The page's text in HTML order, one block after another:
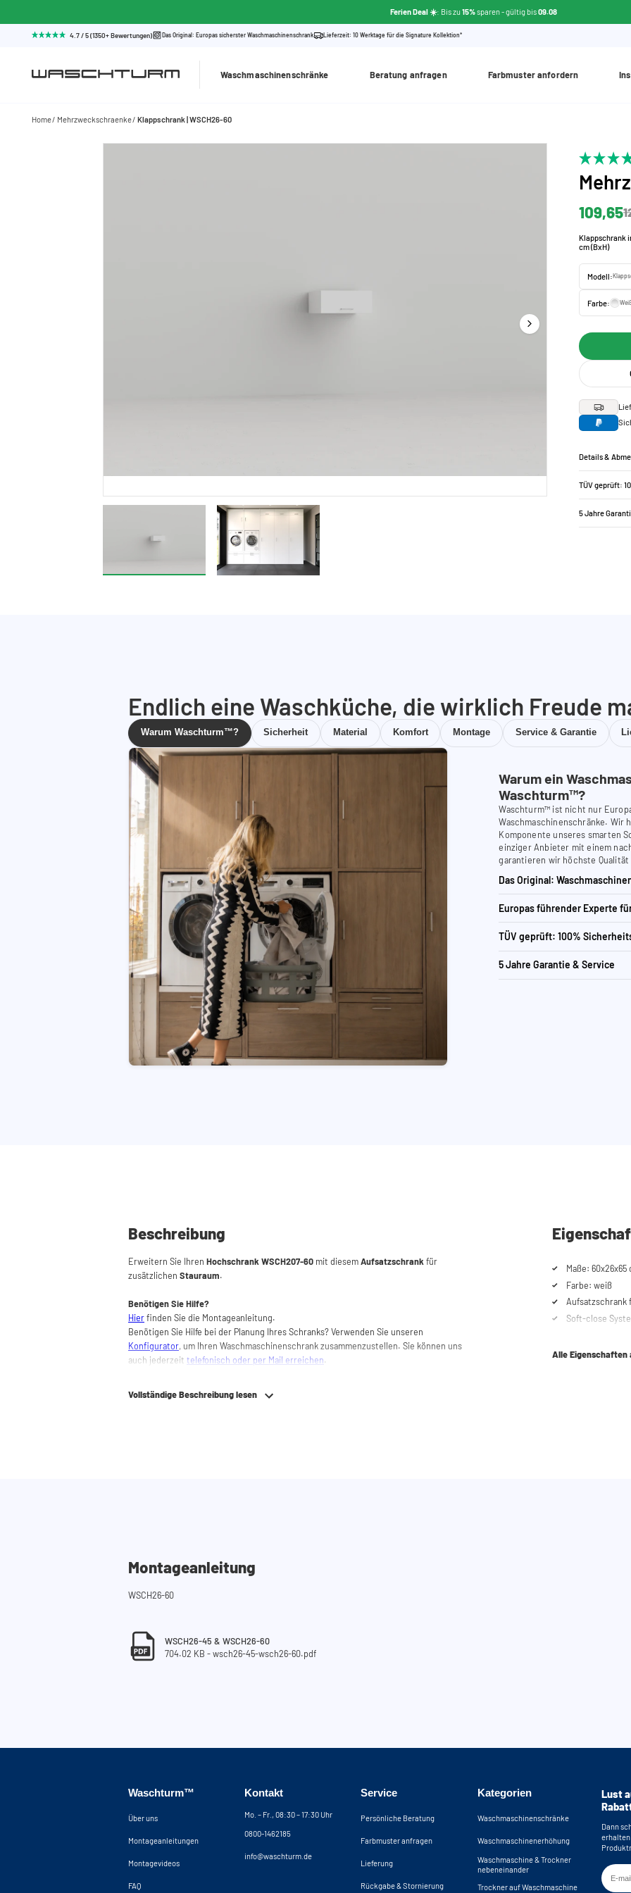
Ferien Deal ☀️: Bis zu15%sparen- gültig bis09.08
4.7 / 5 (1350+ Bewertungen) Das Original: Europas sicherster Waschmaschinenschrank Lieferzeit: 10 Werktage für die Signature Kollektion*
Waschmaschinenschränke Beratung anfragen Farbmuster anfordern
Home Mehrzweckschraenke Klappschrank | WSCH26-60
109,65
Klappschrank
cm (BxH)
Modell:
Farbe:
Details &
TÜV geprüft:
5 Jahre
Endlich eine Waschküche, die wirklich Freude
Warum Waschturm™? Sicherheit Material Komfort Montage Service & Garantie
Warum ein
Waschturm™?
Waschturm™ ist nicht nur
Waschmaschinenschränke. Wir
Komponente unseres smarten
einziger Anbieter mit einem
garantieren wir höchste
Das Original:
Europas führender Experte
TÜV geprüft: 100%
5 Jahre Garantie & Service
Beschreibung
Erweitern Sie Ihren Hochschrank WSCH207-60 mit diesemAufsatzschrank für
zusätzlichen Stauraum.
Benötigen Sie Hilfe?
Hierfinden Sie die Montageanleitung.
Benötigen Sie Hilfe bei der Planung Ihres Schranks? Verwenden Sie unseren
Konfigurator, um Ihren Waschmaschinenschrank zusammenzustellen. Sie können uns
auch jederzeit telefonisch oder per Mail erreichen.
Vollständige Beschreibung lesen
Maße: 60x26x65
Farbe: weiß
Aufsatzschrank
Soft-close
Alle Eigenschaften
Montageanleitung
WSCH26-60
WSCH26-45 & WSCH26-60
704.02 KB - wsch26-45-wsch26-60.pdf
Waschturm™
Über uns
Montageanleitungen
Montagevideos
FAQ
Kontakt
Mo. – Fr., 08:30 – 17:30 Uhr
0800-1462185
info@waschturm.de
Service
Persönliche Beratung
Farbmuster anfragen
Lieferung
Rückgabe & Stornierung
Kategorien
Waschmaschinenschränke
Waschmaschinenerhöhung
Waschmaschine & Trockner
nebeneinander
Trockner auf Waschmaschine
Lust
Dann
erhalten